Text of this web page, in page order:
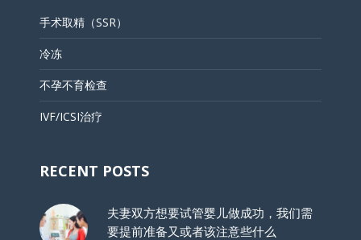
手术取精（SSR）
冷冻
不孕不育检查
IVF/ICSI治疗
RECENT POSTS
夫妻双方想要试管婴儿做成功，我们需
要提前准备又或者该注意些什么